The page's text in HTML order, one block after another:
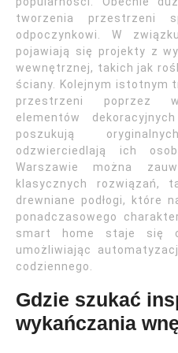
tworzenia przestrzeni
odpoczynkowi. W
pojawiają się projekty z
wewnętrznej, takich jak
ściany. Kolejnym istotnym
przestrzeni poprzez
elementów
poszukują
odzwierciedlają ich
Warszawie można
klasycznych rozwiązań,
drewniane podłogi, które
ponadczasowego
smart home staje się
umożliwiając
codziennego.
Gdzie szukać
wykańczania